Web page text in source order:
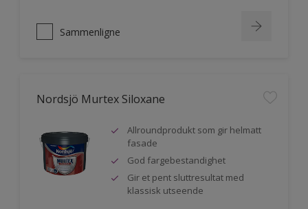
Sammenligne
Nordsjö Murtex Siloxane
Allroundprodukt som gir helmatt
fasade
God fargebestandighet
Gir et pent sluttresultat med
klassisk utseende